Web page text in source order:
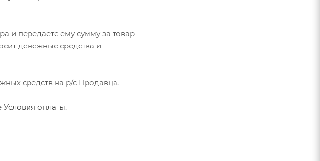
и передаёте ему сумму за товар
денежные средства и
средств на р/с Продавца.
Условия оплаты.